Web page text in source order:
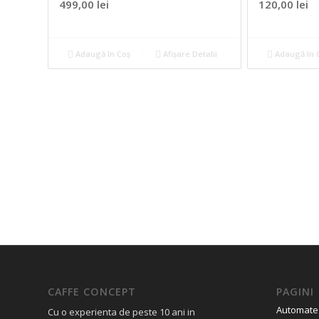
499,00 lei
Adaugă în Coș Afișare Detalii
120,00 lei
Adaugă în
CAFFE CONCEPT
Cu o experienta de peste 10 ani in
PAGINI